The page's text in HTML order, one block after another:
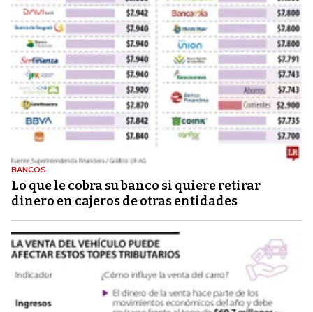
BANCOS
Lo que le cobra su banco si quiere retirar
dinero en cajeros de otras entidades